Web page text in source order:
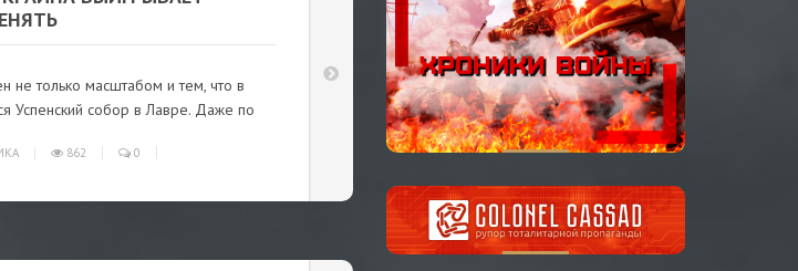
не только масштабом и тем, что в
Успенский собор в Лавре. Даже по
862 0